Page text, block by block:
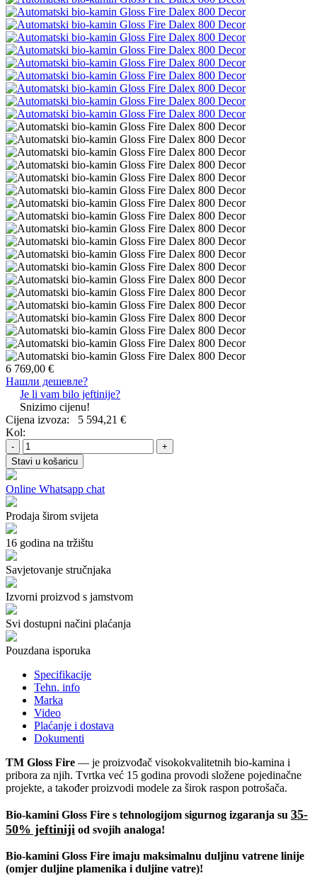
6 769,00 €
Нашли дешевле?
Je li vam bilo jeftinije?
Snizimo cijenu!
Cijena izvoza:
5 594,21 €
Kol:
-
+
Stavi u košaricu
Online Whatsapp chat
Prodaja širom svijeta
16 godina na tržištu
Savjetovanje stručnjaka
Izvorni proizvod s jamstvom
Svi dostupni načini plaćanja
Pouzdana isporuka
Specifikacije
Tehn. info
Marka
Video
Plaćanje i dostava
Dokumenti
ТМ Gloss Fire — je proizvođač visokokvalitetnih bio-kamina i
pribora za njih. Tvrtka već 15 godina provodi složene pojedinačne
projekte, a također proizvodi modele za širok raspon potrošača.
Bio-kamini Gloss Fire s tehnologijom sigurnog izgaranja su 35-
50% jeftiniji od svojih analoga!
Bio-kamini Gloss Fire imaju maksimalnu duljinu vatrene linije
(omjer duljine plamenika i duljine vatre)!